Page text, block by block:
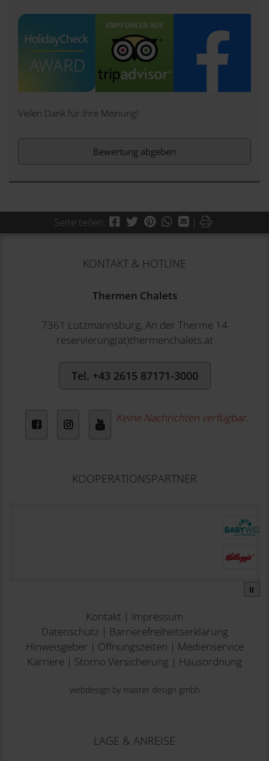
Vielen Dank für Ihre Meinung!
Bewertung abgeben
Seite teilen: Facebook
Twitter
PinterestWhatsApp
Mail
| Drucken
KONTAKT & HOTLINE
Thermen Chalets
7361 Lutzmannsburg, An der Therme 14
reservierung(at)thermenchalets.at
Tel. +43 2615 87171-3000
FacebookInstagramYouTube
Keine Nachrichten verfügbar.
KOOPERATIONSPARTNER
⏸
Kontakt | Impressum
Datenschutz | Barrierefreiheitserklärung
Hinweisgeber | Öffnungszeiten | Medienservice
Karriere | Storno Versicherung | Hausordnung
webdesign by master design gmbh
LAGE & ANREISE